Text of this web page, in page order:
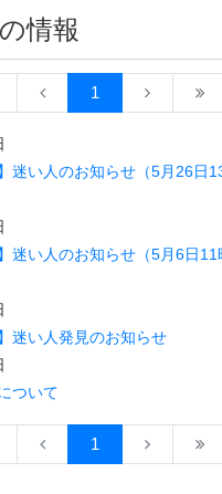
情報
1
迷い人のお知らせ（5月26日
迷い人のお知らせ（5月6日
迷い人発見のお知らせ
ついて
1